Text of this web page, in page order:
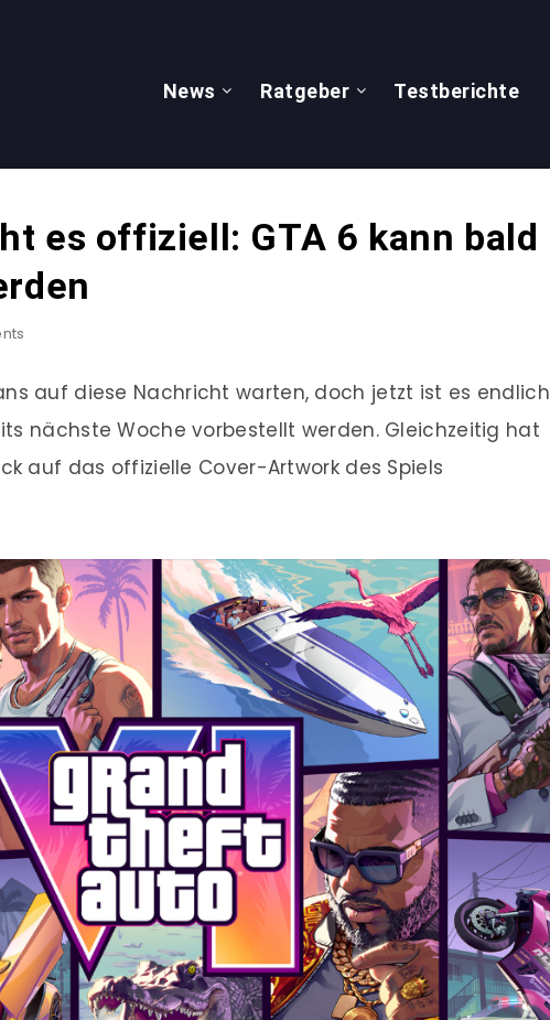
News Ratgeber Testberichte
es offiziell: GTA 6 kann bald
auf diese Nachricht warten, doch jetzt ist es endlich
nächste Woche vorbestellt werden. Gleichzeitig hat
auf das offizielle Cover-Artwork des Spiels